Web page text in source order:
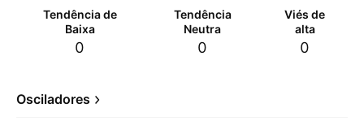
Tendência de
Baixa
0
Tendência
Neutra
0
Viés de
alta
0
Osciladores